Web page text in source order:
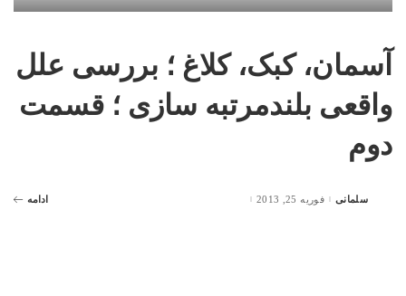
آسمان، کبک، کلاغ ؛ بررسی علل
واقعی بلندمرتبه سازی ؛ قسمت
دوم
Postedسلمانی فوریه 25, 2013 ادامه